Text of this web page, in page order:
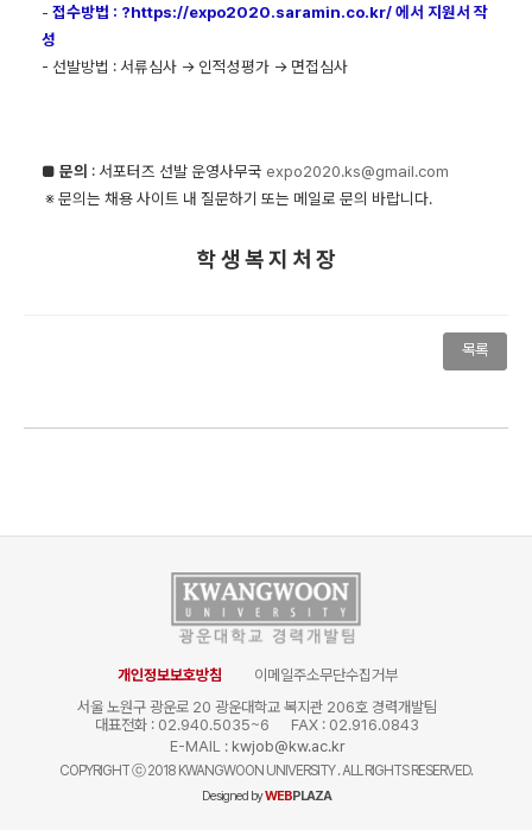
- 접수방법 : ?https://expo2020.saramin.co.kr/에서 지원서 작
성
- 선발방법 : 서류심사 → 인적성평가 → 면접심사
■ 문의 : 서포터즈 선발 운영사무국 expo2020.ks@gmail.com
※ 문의는 채용 사이트 내 질문하기 또는 메일로 문의 바랍니다.
학 생 복 지 처 장
목록
개인정보보호방침
이메일주소무단수집거부
서울 노원구 광운로 20 광운대학교 복지관 206호 경력개발팀
대표전화 : 02.940.5035~6
FAX : 02.916.0843
E-MAIL : kwjob@kw.ac.kr
COPYRIGHTⓒ2018 KWANGWOON UNIVERSITY . ALL RIGHTS RESERVED.
Designed byWEBPLAZA